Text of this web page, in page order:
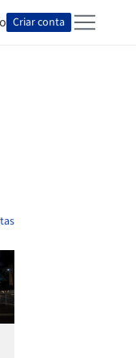
Criar conta